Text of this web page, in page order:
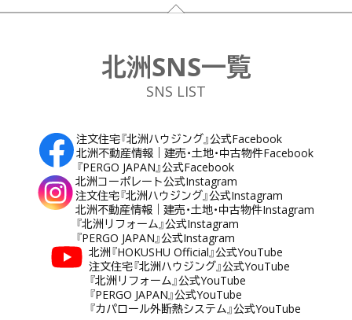
フッター
北洲SNS一覧
SNS LIST
注文住宅『北洲ハウジング』公式Facebook
北洲不動産情報｜建売・土地・中古物件Facebook
『PERGO JAPAN』公式Facebook
北洲コーポレート公式Instagram
注文住宅『北洲ハウジング』公式Instagram
北洲不動産情報｜建売・土地・中古物件Instagram
『北洲リフォーム』公式Instagram
『PERGO JAPAN』公式Instagram
北洲『HOKUSHU Official』公式YouTube
注文住宅『北洲ハウジング』公式YouTube
『北洲リフォーム』公式YouTube
『PERGO JAPAN』公式YouTube
『カパロール外断熱システム』公式YouTube